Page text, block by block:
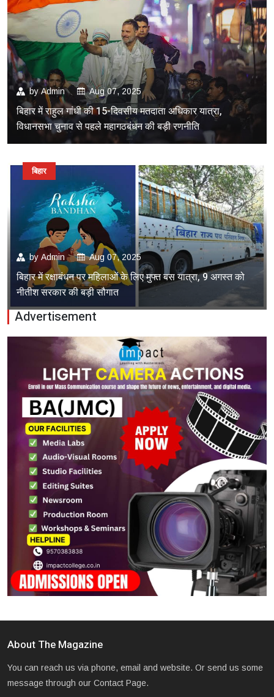
byAdmin Aug 07, 2025
बिहार में राहुल गांधी की 15-दिवसीय मतदाता अधिकार यात्रा,
विधानसभा चुनाव से पहले महागठबंधन की बड़ी रणनीति
by Admin Aug 07, 2025
बिहार में रक्षाबंधन पर महिलाओं के लिए मुफ्त बस यात्रा, 9 अगस्त को
नीतीश सरकार की बड़ी सौगात
बिहार
Advertisement
About The Magazine
You can reach us via phone, email and website. Or send us some
message through our Contact Page.